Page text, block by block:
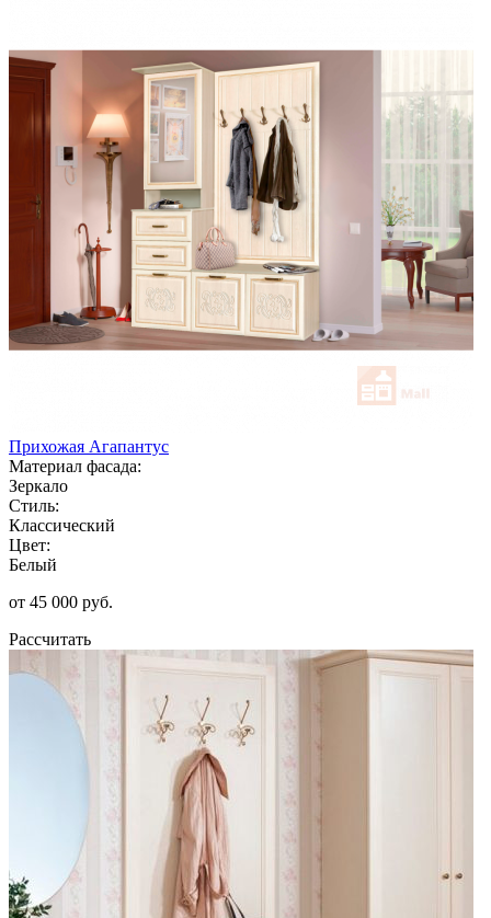
Прихожая Агапантус
Материал фасада:
Зеркало
Стиль:
Классический
Цвет:
Белый
от 45 000 руб.
Рассчитать